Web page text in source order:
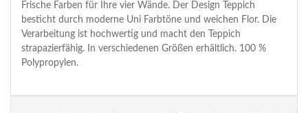
Frische Farben für Ihre vier Wände. Der Design Teppich
besticht durch moderne Uni Farbtöne und weichen Flor. Die
Verarbeitung ist hochwertig und macht den Teppich
strapazierfähig. In verschiedenen Größen erhältlich. 100 %
Polypropylen.